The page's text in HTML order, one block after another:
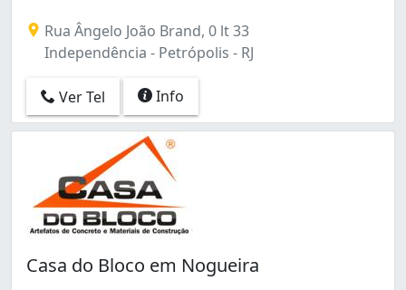
Rua Ângelo João Brand, 0 lt 33
Independência - Petrópolis - RJ
Ver Tel Info
Casa do Bloco em Nogueira